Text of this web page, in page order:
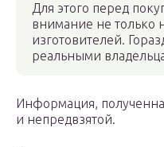
Для этого перед
внимание не только
изготовителей.
реальными
Информация,
и непредвзятой.